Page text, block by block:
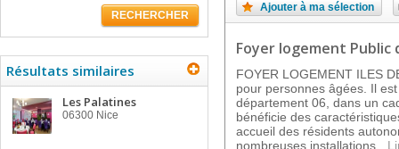
RECHERCHER
Résultats similaires
Les Palatines
06300 Nice
Ajouter à ma sélection
Foyer logement Public
FOYER LOGEMENT ILES
pour personnes âgées. Il
département 06, dans un
bénéficie des
accueil des résidents
nombreuses installations,